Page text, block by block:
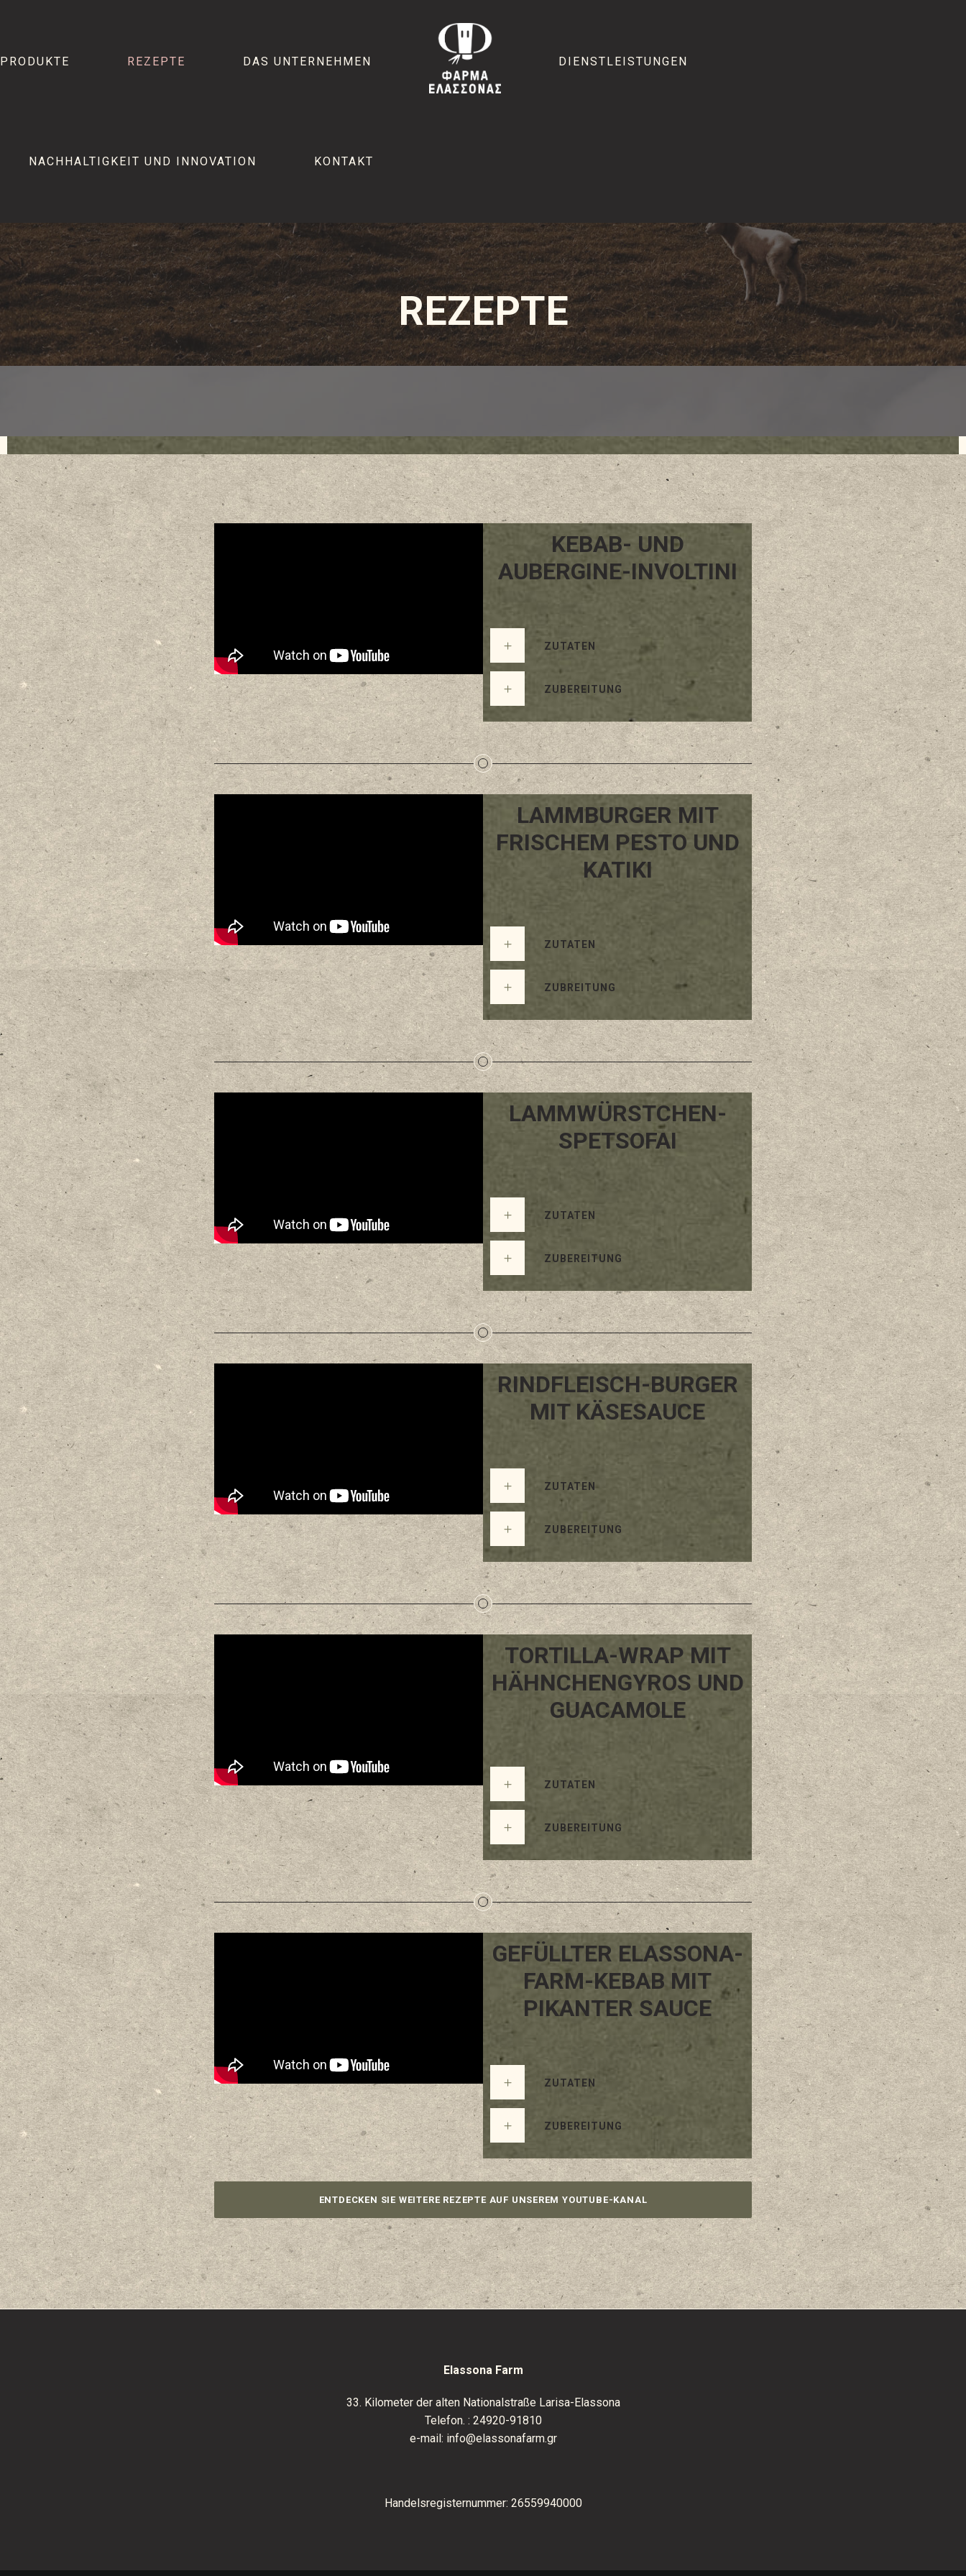
PRODUKTE REZEPTE DAS UNTERNEHMEN DIENSTLEISTUNGEN
NACHHALTIGKEIT UND INNOVATION KONTAKT
REZEPTE
KEBAB- UND
AUBERGINE-INVOLTINI
ZUTATEN
ZUBEREITUNG
LAMMBURGER MIT
FRISCHEM PESTO UND
KATIKI
ZUTATEN
ZUBREITUNG
LAMMWÜRSTCHEN-
SPETSOFAI
ZUTATEN
ZUBEREITUNG
RINDFLEISCH-BURGER
MIT KÄSESAUCE
ZUTATEN
ZUBEREITUNG
TORTILLA-WRAP MIT
HÄHNCHENGYROS UND
GUACAMOLE
ZUTATEN
ZUBEREITUNG
GEFÜLLTER ELASSONA-
FARM-KEBAB MIT
PIKANTER SAUCE
ZUTATEN
ZUBEREITUNG
ENTDECKEN SIE WEITERE REZEPTE AUF UNSEREM YOUTUBE-KANAL
Elassona Farm
33. Kilometer der alten Nationalstraße Larisa-Elassona
Telefon. : 24920-91810
e-mail: info@elassonafarm.gr
Handelsregisternummer: 26559940000